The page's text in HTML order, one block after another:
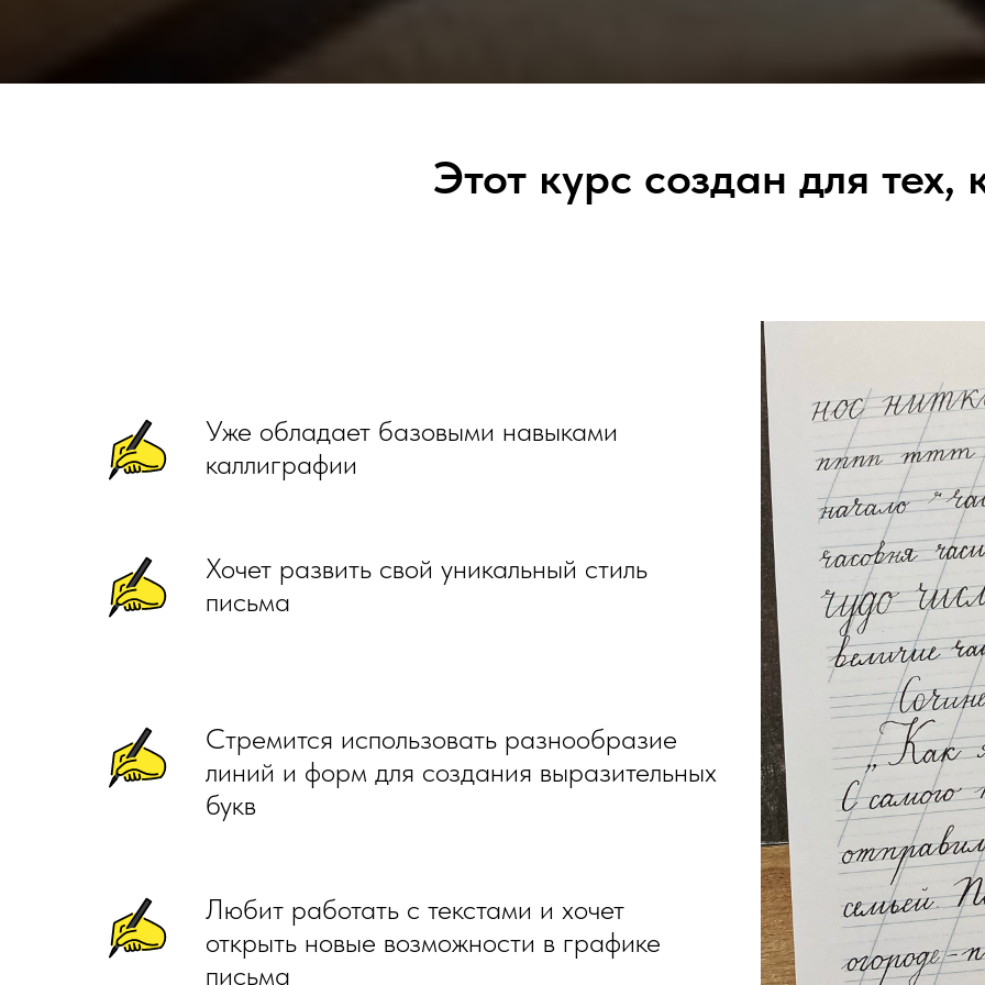
Этот курс создан для тех,
Уже обладает базовыми навыками
каллиграфии
Хочет развить свой уникальный стиль
письма
Стремится использовать разнообразие
линий и форм для создания выразительных
букв
Любит работать с текстами и хочет
открыть новые возможности в графике
письма